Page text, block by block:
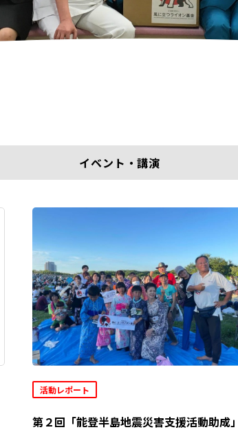
イベント・講演
活動レポート
第２回「能登半島地震災害支援活動助成」